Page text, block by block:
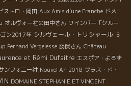
ストロ・岡田 Aux Amis d’une Franche ドメー
オルヴォー社の田中さん ワインバー「クルー
ン2017年 シルヴェール・トリシャール Ｂ
Pernand Vergelesse 勝俣さん Château
et Rémi Dufaitre エスポア・よろず
ンフォニー社 Nouvel An 2018 プラス・ド・
DOMAINE STEPHANIE ET VINCENT